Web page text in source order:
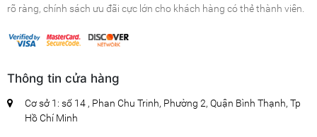
rõ ràng, chính sách ưu đãi cực lớn cho khách hàng có thẻ thành viên.
Thông tin cửa hàng
Cơ sở 1: số 14 , Phan Chu Trinh, Phường 2, Quận Bình Thạnh, Tp
Hồ Chí Minh